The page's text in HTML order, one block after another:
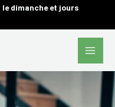
dimanche et jours
Main